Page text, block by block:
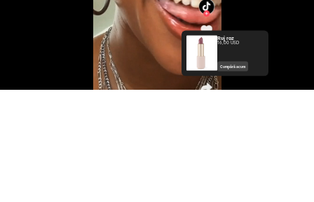
Ruj roz
16,00 USD
Cumpără acum